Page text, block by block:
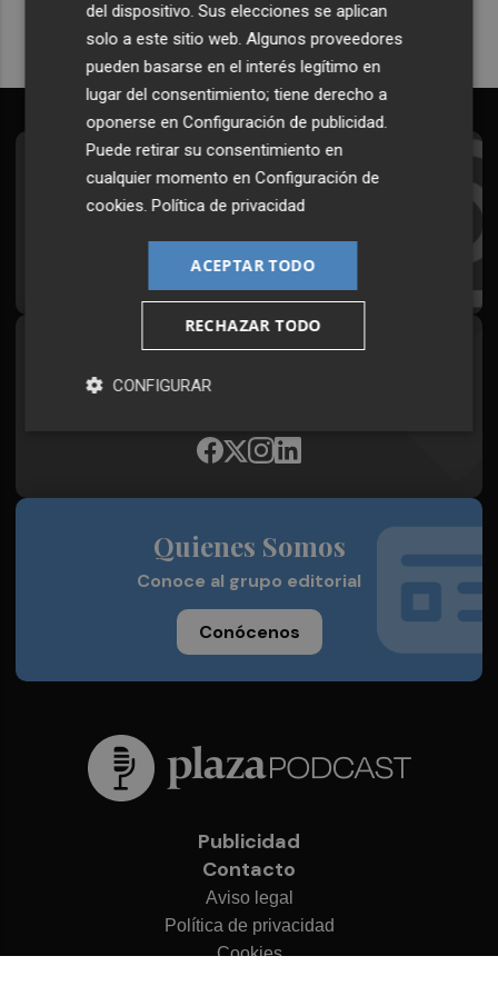
Suscríbete al Boletín
Todos los días a primera hora en tu email
¡Quiero suscribirme!
Síguenos en redes
Plaza Podcast, desde cualquier medio
Quienes Somos
Conoce al grupo editorial
Conócenos
Publicidad
Contacto
Aviso legal
Política de privacidad
Cookies
del dispositivo. Sus elecciones se aplican
solo a este sitio web. Algunos proveedores
pueden basarse en el interés legítimo en
lugar del consentimiento; tiene derecho a
oponerse enConfiguración de publicidad.
Puede retirar su consentimiento en
cualquier momento enConfiguración de
cookies.Política de privacidad
ACEPTAR TODO
RECHAZAR TODO
CONFIGURAR